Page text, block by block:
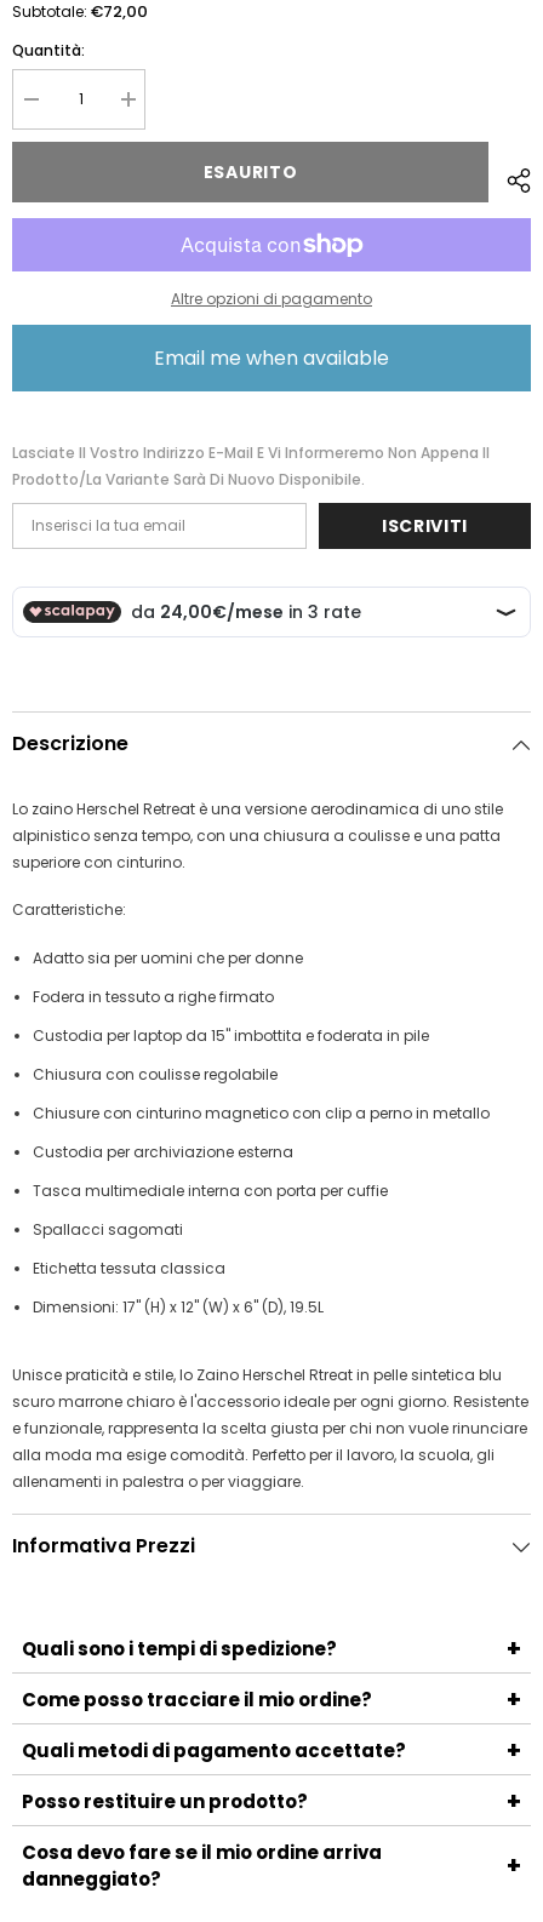
Subtotale: €72,00
Quantità:
Diminuire
la
quantità
Zaino
Rtreat
sintetica
marrone
Aumentare
la
quantità
Zaino
Rtreat
backpack
sintetica
marrone
10066-
ESAURITO
Altre opzioni di pagamento
Email me when available
Lasciate Il Vostro Indirizzo E-Mail E Vi Informeremo Non Appena Il
Prodotto/la Variante Sarà Di Nuovo Disponibile.
ISCRIVITI
Descrizione
Lo zaino Herschel Retreat è una versione aerodinamica di uno stile
alpinistico senza tempo, con una chiusura a coulisse e una patta
superiore con cinturino.
Caratteristiche:
Adatto sia per uomini che per donne
Fodera in tessuto a righe firmato
Custodia per laptop da 15" imbottita e foderata in pile
Chiusura con coulisse regolabile
Chiusure con cinturino magnetico con clip a perno in metallo
Custodia per archiviazione esterna
Tasca multimediale interna con porta per cuffie
Spallacci sagomati
Etichetta tessuta classica
Dimensioni: 17" (H) x 12" (W) x 6" (D), 19.5L
Unisce praticità e stile, lo Zaino Herschel Rtreat in pelle sintetica blu
scuro marrone chiaro è l'accessorio ideale per ogni giorno. Resistente
e funzionale, rappresenta la scelta giusta per chi non vuole rinunciare
alla moda ma esige comodità. Perfetto per il lavoro, la scuola, gli
allenamenti in palestra o per viaggiare.
Informativa Prezzi
Quali sono i tempi di spedizione? +
I tempi di spedizione variano a seconda del metodo
scelto e della località di destinazione. Generalmente, la
consegna avviene entro 3-5 giorni lavorativi.
Come posso tracciare il mio ordine? +
Una volta spedito l'ordine, riceverai un'email con il numero
di tracciamento e il link per monitorare la spedizione.
Quali metodi di pagamento accettate? +
Accettiamo i principali metodi di pagamento, tra cui
carte di credito, PayPal, bonifico bancario e contrassegno.
Posso restituire un prodotto? +
Sì, puoi restituire un prodotto entro 14 giorni dalla
ricezione. Assicurati che il prodotto sia nelle stesse
Cosa devo fare se il mio ordine arriva
danneggiato?
+